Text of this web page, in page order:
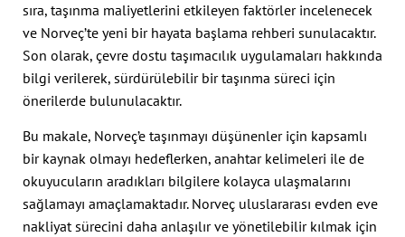
sıra, taşınma maliyetlerini etkileyen faktörler incelenecek
ve Norveç’te yeni bir hayata başlama rehberi sunulacaktır.
Son olarak, çevre dostu taşımacılık uygulamaları hakkında
bilgi verilerek, sürdürülebilir bir taşınma süreci için
önerilerde bulunulacaktır.
Bu makale, Norveç’e taşınmayı düşünenler için kapsamlı
bir kaynak olmayı hedeflerken, anahtar kelimeleri ile de
okuyucuların aradıkları bilgilere kolayca ulaşmalarını
sağlamayı amaçlamaktadır. Norveç uluslararası evden eve
nakliyat sürecini daha anlaşılır ve yönetilebilir kılmak için